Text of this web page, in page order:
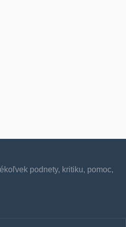
podnety, kritiku, pomoc,